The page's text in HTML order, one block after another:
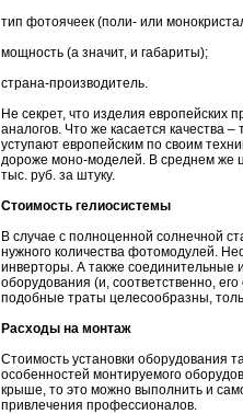
тип фотоячеек (поли- или
мощность (а значит, и габариты);
страна-производитель.
Не секрет, что изделия европейских
аналогов. Что же касается качества
уступают европейским по своим
дороже моно-моделей. В среднем же
тыс. руб. за штуку.
Стоимость гелиосистемы
В случае с полноценной солнечной
нужного количества фотомодулей.
инверторы. А также соединительные
оборудования (и, соответственно,
подобные траты целесообразны,
Расходы на монтаж
Стоимость установки оборудования
особенностей монтируемого
крыше, то это можно выполнить и
привлечения профессионалов.